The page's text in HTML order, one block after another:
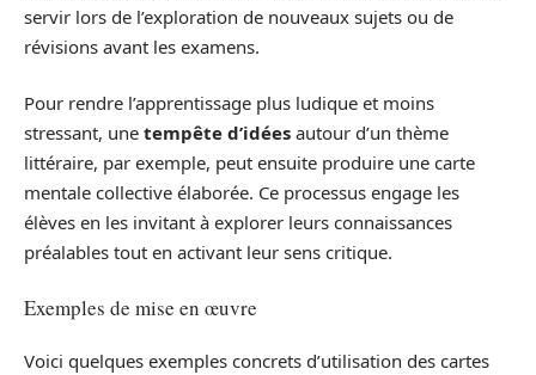
servir lors de l’exploration de nouveaux sujets ou de
révisions avant les examens.
Pour rendre l’apprentissage plus ludique et moins
stressant, une tempête d’idées autour d’un thème
littéraire, par exemple, peut ensuite produire une carte
mentale collective élaborée. Ce processus engage les
élèves en les invitant à explorer leurs connaissances
préalables tout en activant leur sens critique.
Exemples de mise en œuvre
Voici quelques exemples concrets d’utilisation des cartes